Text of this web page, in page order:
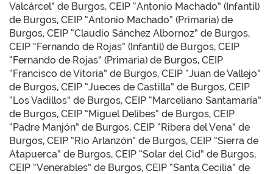
Valcárcel” de Burgos, CEIP “Antonio Machado” (Infantil)
de Burgos, CEIP “Antonio Machado” (Primaria) de
Burgos, CEIP “Claudio Sánchez Albornoz” de Burgos,
CEIP “Fernando de Rojas” (Infantil) de Burgos, CEIP
“Fernando de Rojas” (Primaria) de Burgos, CEIP
“Francisco de Vitoria” de Burgos, CEIP “Juan de Vallejo”
de Burgos, CEIP “Jueces de Castilla” de Burgos, CEIP
“Los Vadillos” de Burgos, CEIP “Marceliano Santamaría”
de Burgos, CEIP “Miguel Delibes” de Burgos, CEIP
“Padre Manjón” de Burgos, CEIP “Ribera del Vena” de
Burgos, CEIP “Río Arlanzón” de Burgos, CEIP “Sierra de
Atapuerca” de Burgos, CEIP “Solar del Cid” de Burgos,
CEIP “Venerables” de Burgos, CEIP “Santa Cecilia” de